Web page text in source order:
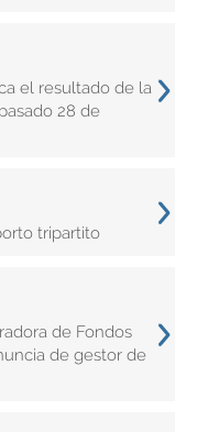
el resultado de la
28 de
tripartito
de Fondos
de gestor de